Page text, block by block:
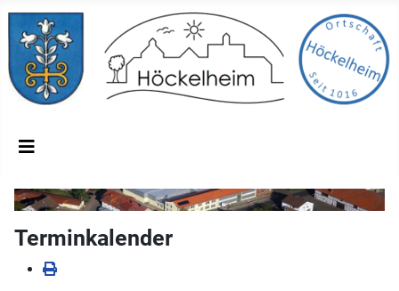
Terminkalender